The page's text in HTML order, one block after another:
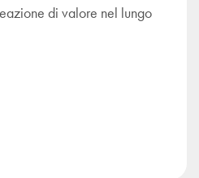
di valore nel lungo